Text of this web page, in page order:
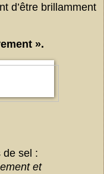
d’être brillamment
».
de sel :
et